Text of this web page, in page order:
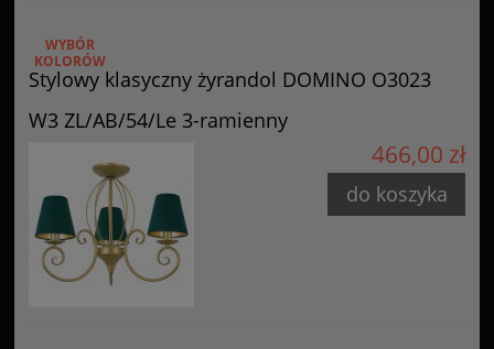
Stylowy klasyczny żyrandol DOMINO O3023
W3 ZL/AB/54/Le 3-ramienny
WYBÓR
KOLORÓW
466,00 zł
do koszyka